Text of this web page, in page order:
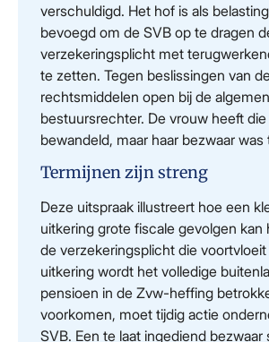
verschuldigd. Het hof is als
bevoegd om de SVB op te dragen
verzekeringsplicht met
te zetten. Tegen beslissingen van
rechtsmiddelen open bij de
bestuursrechter. De vrouw heeft
bewandeld, maar haar bezwaar was
Termijnen zijn streng
Deze uitspraak illustreert hoe een
uitkering grote fiscale gevolgen kan
de verzekeringsplicht die
uitkering wordt het volledige
pensioen in de Zvw-heffing
voorkomen, moet tijdig actie
SVB. Een te laat ingediend bezwaar